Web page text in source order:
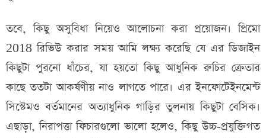
তবে, কিছু অসুবিধা নিয়েও আলোচনা করা প্রয়োজন। প্রিমো
2018 রিভিউ করার সময় আমি লক্ষ্য করেছি যে এর ডিজাইন
কিছুটা পুরনো ধাঁচের, যা হয়তো কিছু আধুনিক রুচির ক্রেতার
কাছে ততটা আকর্ষণীয় নাও লাগতে পারে। এর ইনফোটেইনমেন্ট
সিস্টেমও বর্তমানের অত্যাধুনিক গাড়ির তুলনায় কিছুটা বেসিক।
এছাড়া, নিরাপত্তা ফিচারগুলো ভালো হলেও, কিছু উচ্চ-প্রযুক্তিগত